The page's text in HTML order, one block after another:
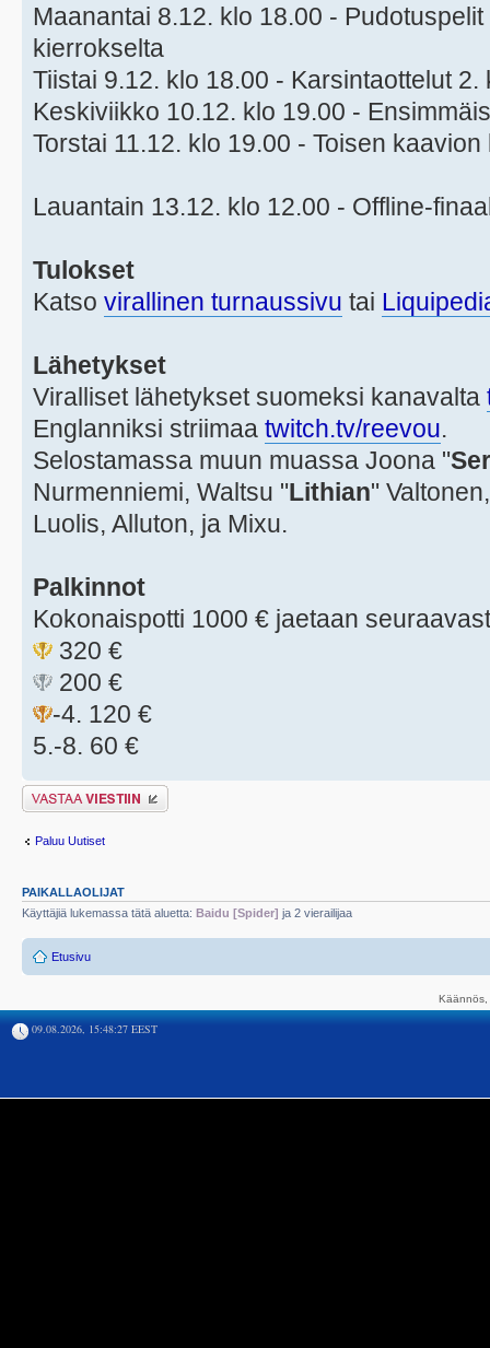
Maanantai 8.12. klo 18.00 -
kierrokselta
Tiistai 9.12. klo 18.00 - Karsintaottelut 2.
Keskiviikko 10.12. klo 19.00 -
Torstai 11.12. klo 19.00 - Toisen
Lauantain 13.12. klo 12.00 - Offline-
Tulokset
Katso virallinen turnaussivu tai
Lähetykset
Viralliset lähetykset suomeksi kanavalta
Englanniksi striimaa twitch.tv/reevou.
Selostamassa muun muassa Joona "
Nurmenniemi, Waltsu "Lithian"
Luolis, Alluton, ja Mixu.
Palkinnot
Kokonaispotti 1000 € jaetaan
320 €
200 €
-4. 120 €
5.-8. 60 €
Lähetä vastaus
Paluu Uutiset
PAIKALLAOLIJAT
Käyttäjiä lukemassa tätä aluetta: Baidu [Spider] ja 2 vierailijaa
Etusivu
09.08.2026, 15:48:27 EEST